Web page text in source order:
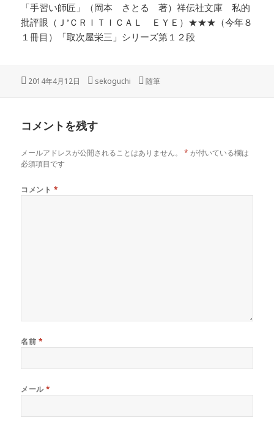
「手習い師匠」（岡本 さとる 著）祥伝社文庫 私的
批評眼（Ｊ’ＣＲＩＴＩＣＡＬ ＥＹＥ）★★★（今年８
１冊目）「取次屋栄三」シリーズ第１２段
投
2014年4月12日
作
sekoguchi
カ
随筆
コメントを残す
メールアドレスが公開されることはありません。 * が付いている欄は
必須項目です
コメント *
名前 *
メール*